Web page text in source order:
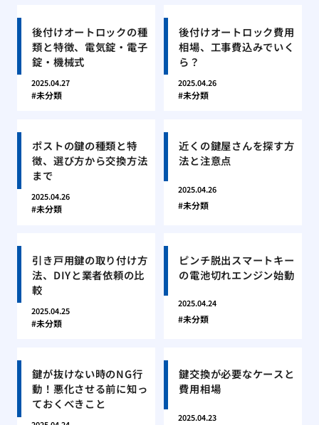
後付けオートロックの種
類と特徴、電気錠・電子
錠・機械式
2025.04.27
未分類
後付けオートロック費用
相場、工事費込みでいく
ら？
2025.04.26
未分類
ポストの鍵の種類と特
徴、選び方から交換方法
まで
2025.04.26
未分類
近くの鍵屋さんを探す方
法と注意点
2025.04.26
未分類
引き戸用鍵の取り付け方
法、DIYと業者依頼の比
較
2025.04.25
未分類
ピンチ脱出スマートキー
の電池切れエンジン始動
2025.04.24
未分類
鍵が抜けない時のNG行
動！悪化させる前に知っ
ておくべきこと
鍵交換が必要なケースと
費用相場
2025.04.23